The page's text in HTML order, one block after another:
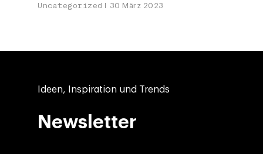
Uncategorized 30 März 2023
Ideen, Inspiration und Trends
Newsletter